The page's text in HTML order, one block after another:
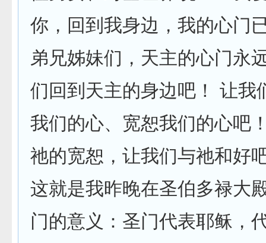
你，回到我身边，我的心门
弟兄姊妹们，天主的心门永
们回到天主的身边吧！ 让我
我们的心、宽恕我们的心吧
祂的宽恕，让我们与祂和好
这就是我昨晚在圣伯多禄大
门的意义：圣门代表耶稣，